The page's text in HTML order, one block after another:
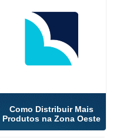
Como Distribuir Mais
Produtos na Zona Oeste